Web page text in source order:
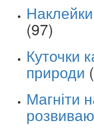
(97)
Куточки
природи
Магніти